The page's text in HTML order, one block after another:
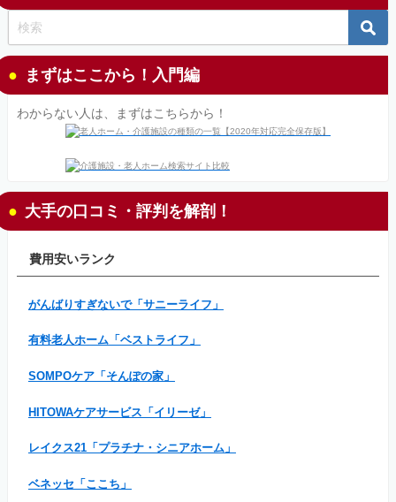
まずはここから！入門編
わからない人は、まずはこちらから！
大手の口コミ・評判を解剖！
費用安いランク
がんばりすぎないで「サニーライフ」
有料老人ホーム「ベストライフ」
SOMPOケア「そんぽの家」
HITOWAケアサービス「イリーゼ」
レイクス21「プラチナ・シニアホーム」
ベネッセ「ここち」